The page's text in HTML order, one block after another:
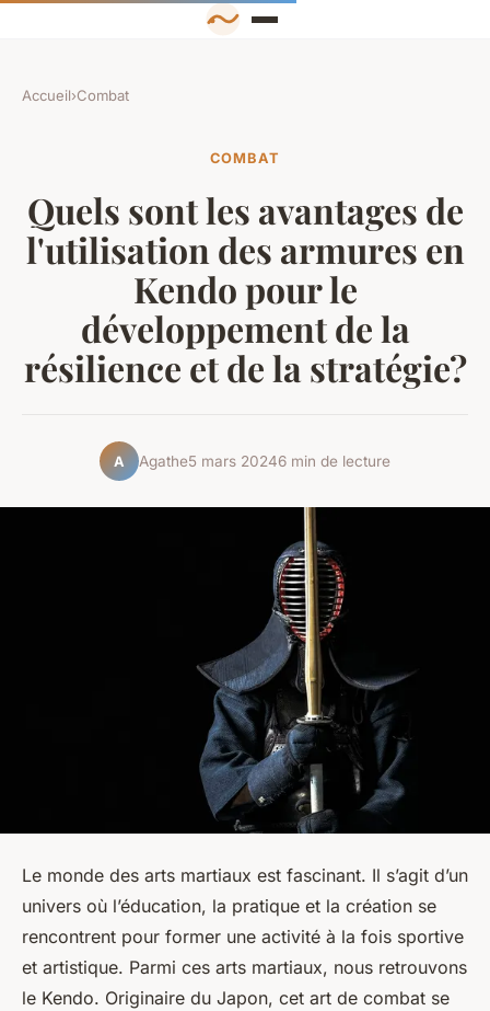
Accueil›Combat
COMBAT
Quels sont les avantages de
l'utilisation des armures en
Kendo pour le
développement de la
résilience et de la stratégie?
A Agathe5 mars 20246 min de lecture
Le monde des arts martiaux est fascinant. Il s’agit d’un
univers où l’éducation, la pratique et la création se
rencontrent pour former une activité à la fois sportive
et artistique. Parmi ces arts martiaux, nous retrouvons
le Kendo. Originaire du Japon, cet art de combat se